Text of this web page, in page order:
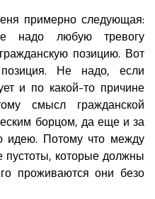
примерно следующая:
надо любую тревогу
позицию. Вот
Не надо, если
и по какой-то причине
смысл гражданской
борцом, да еще и за
идею. Потому что между
которые должны
проживаются они безо